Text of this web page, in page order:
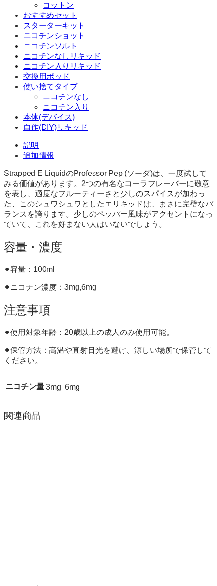
ン
入
り
リ
キ
ッ
ド
100ml
コットン
おすすめセット
スターターキット
ニコチンショット
ニコチンソルト
ニコチンなしリキッド
ニコチン入りリキッド
交換用ポッド
使い捨てタイプ
ニコチンなし
ニコチン入り
本体(デバイス)
自作(DIY)リキッド
説明
追加情報
Strapped E LiquidのProfessor Pep (ソーダ)は、一度試して
みる価値があります。2つの有名なコーラフレーバーに敬意
を表し、適度なフルーティーさと少しのスパイスが加わっ
た、このシュワシュワとしたエリキッドは、まさに完璧なバ
ランスを誇ります。少しのペッパー風味がアクセントになっ
ていて、これを好まない人はいないでしょう。
容量・濃度
⚫︎容量：100ml
⚫︎ニコチン濃度：3mg,6mg
注意事項
⚫︎使用対象年齢：20歳以上の成人のみ使用可能。
⚫︎保管方法：高温や直射日光を避け、涼しい場所で保管して
ください。
ニコチン量 3mg, 6mg
関連商品